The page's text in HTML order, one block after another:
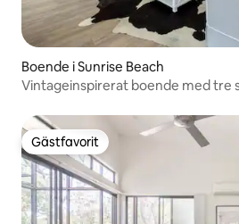
Boende i Sunrise Beach
Vintageinspirerat boende med tre
Gästfavorit
Gästfavorit